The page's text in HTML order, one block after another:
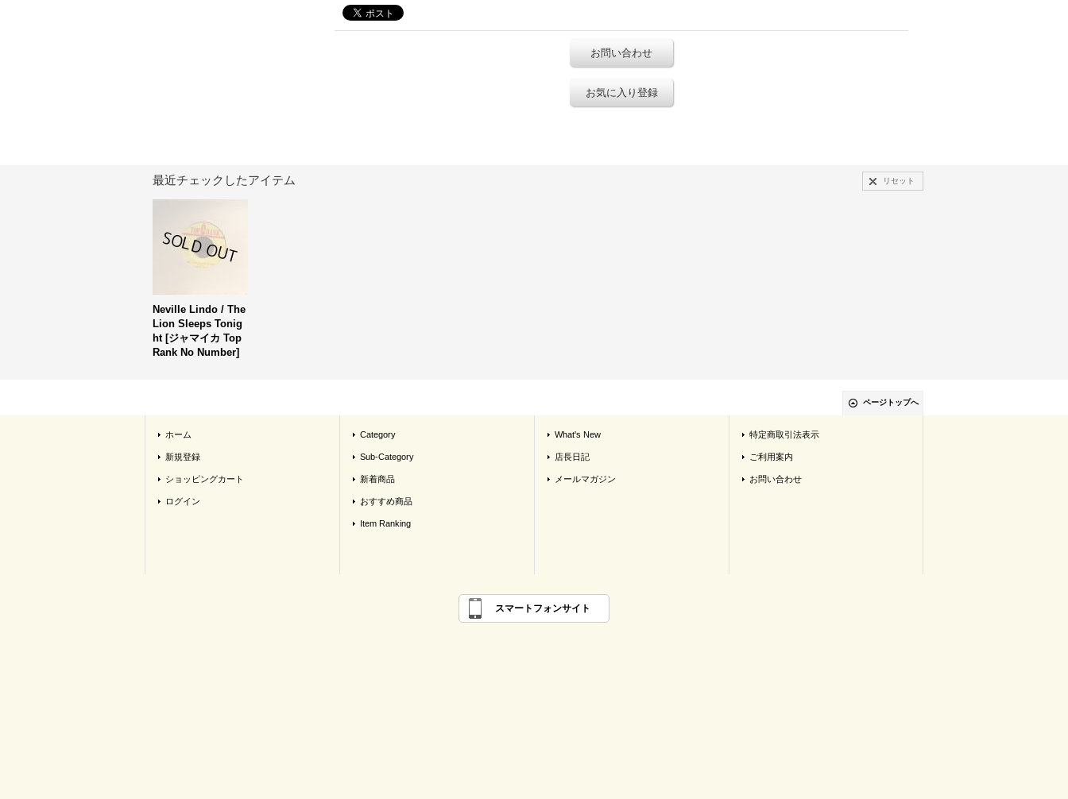
お問い合わせ
お気に入り登録
最近チェックしたアイテム リセット
Neville Lindo / The
Lion Sleeps Tonig
ht [ジャマイカ Top
Rank No Number]
ページトップへ
ホーム
新規登録
ショッピングカート
ログイン
Category
Sub-Category
新着商品
おすすめ商品
Item Ranking
What's New
店長日記
メールマガジン
特定商取引法表示
ご利用案内
お問い合わせ
スマートフォンサイト